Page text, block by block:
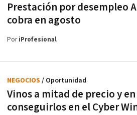
Prestación por desempleo
cobra en agosto
PoriProfesional
Vinos a mitad de precio y
conseguirlos en el Cyber
NEGOCIOS / Oportunidad